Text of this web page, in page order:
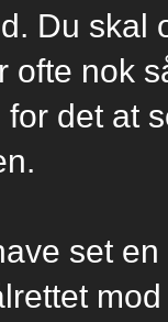
Du skal
ofte nok
det at
set